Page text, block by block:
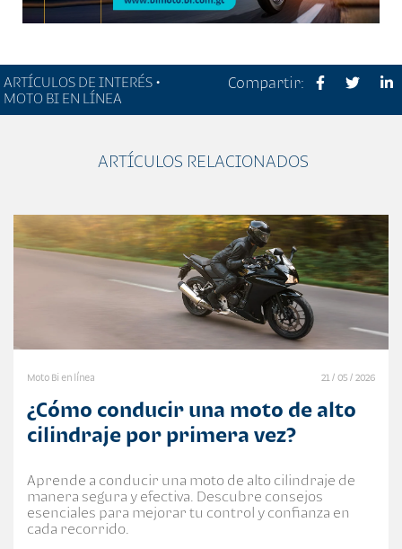
ARTÍCULOS DE INTERÉS •
MOTO BI EN LÍNEA
Compartir:
ARTÍCULOS RELACIONADOS
Moto Bi en línea 21 / 05 / 2026
¿Cómo conducir una moto de alto
cilindraje por primera vez?
Aprende a conducir una moto de alto cilindraje de
manera segura y efectiva. Descubre consejos
esenciales para mejorar tu control y confianza en
cada recorrido.